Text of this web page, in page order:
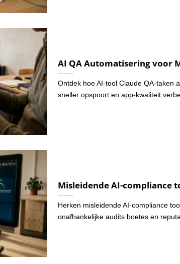
AI QA Automatisering voor
Ontdek hoe AI-tool Claude QA-taken
sneller opspoort en app-kwaliteit
Misleidende AI-compliance
Herken misleidende AI-compliance
onafhankelijke audits boetes en